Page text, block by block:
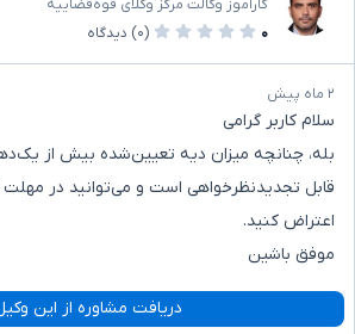
کاراموز وکالت مرکز وکلای قوه‌قضاییه
۰
(۰) دیدگاه
۲ ماه پیش
سلام کاربر گرامی
بله، چنانچه میزان دیه تعیین‌شده بیش از
قابل تجدیدنظرخواهی است و می‌توانید در
اعتراض کنید.
موفق باشین
دریافت مشاوره از این